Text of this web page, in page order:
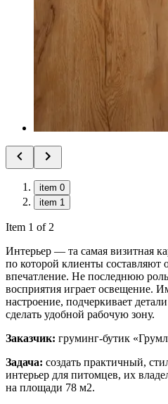
item 0
item 1
Item 1 of 2
Интерьер — та самая визитная
по которой клиенты составляют
впечатление. Не последнюю
восприятия играет освещение.
настроение, подчеркивает
сделать удобной рабочую зону.
Заказчик: груминг-бутик
Задача: создать практичный,
интерьер для питомцев, их
на площади 78 м2.